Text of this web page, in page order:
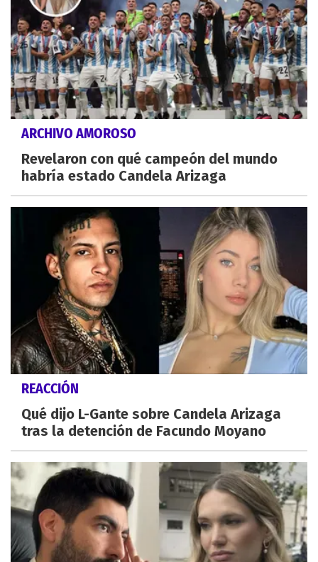
ARCHIVO AMOROSO
Revelaron con qué campeón del mundo
habría estado Candela Arizaga
REACCIÓN
Qué dijo L-Gante sobre Candela Arizaga
tras la detención de Facundo Moyano